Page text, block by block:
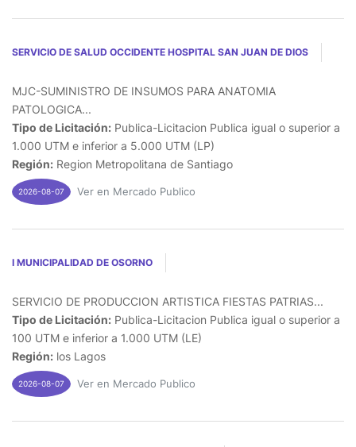
SERVICIO DE SALUD OCCIDENTE HOSPITAL SAN JUAN DE DIOS
MJC-SUMINISTRO DE INSUMOS PARA ANATOMIA
PATOLOGICA...
Tipo de Licitación: Publica-Licitacion Publica igual o superior a
1.000 UTM e inferior a 5.000 UTM (LP)
Región: Region Metropolitana de Santiago
2026-08-07 Ver en Mercado Publico
I MUNICIPALIDAD DE OSORNO
SERVICIO DE PRODUCCION ARTISTICA FIESTAS PATRIAS...
Tipo de Licitación: Publica-Licitacion Publica igual o superior a
100 UTM e inferior a 1.000 UTM (LE)
Región: los Lagos
2026-08-07 Ver en Mercado Publico